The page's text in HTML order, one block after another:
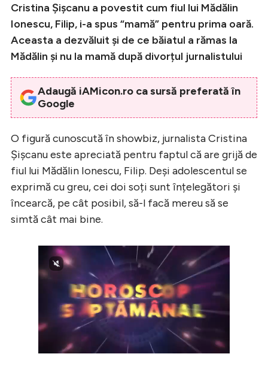
Intră în cont
Creează cont
Cristina Șișcanu a povestit cum fiul lui Mădălin
Ionescu, Filip, i-a spus “mamă” pentru prima oară.
Aceasta a dezvăluit și de ce băiatul a rămas la
Mădălin și nu la mamă după divorțul jurnalistului
Adaugă iAMicon.ro ca sursă preferată în
Google
O figură cunoscută în showbiz, jurnalista Cristina
Șișcanu este apreciată pentru faptul că are grijă de
fiul lui Mădălin Ionescu, Filip. Deși adolescentul se
exprimă cu greu, cei doi soți sunt înțelegători și
încearcă, pe cât posibil, să-l facă mereu să se
simtă cât mai bine.